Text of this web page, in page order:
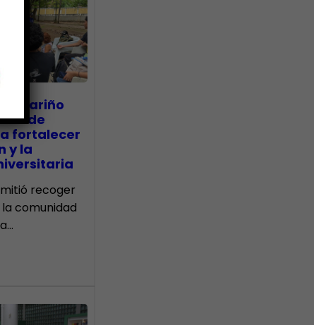
Mariño
de
fortalecer
y la
recoger
comunidad